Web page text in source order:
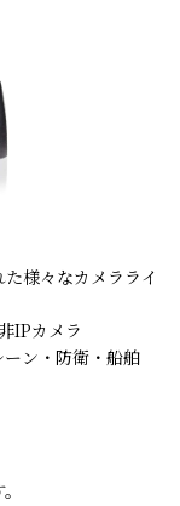
様々なカメラライ
IPカメラ
ン・防衛・船舶